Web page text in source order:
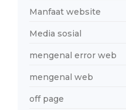
Manfaat website
Media sosial
mengenal error web
mengenal web
off page